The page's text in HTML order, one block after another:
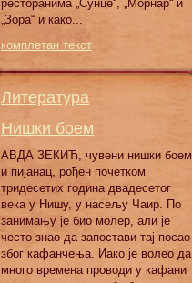
ресторанима „Сунце“, „Морнар“ и
„Зора“ и како...
комплетан текст
Литература
Нишки боем
АВДА ЗЕКИЋ, чувени нишки боем
и пијанац, рођен почетком
тридесетих година двадесетог
века у Нишу, у насељу Чаир. По
занимању је био молер, али је
често знао да запостави тај посао
због кафанчења. Иако је волео да
много времена проводи у кафани